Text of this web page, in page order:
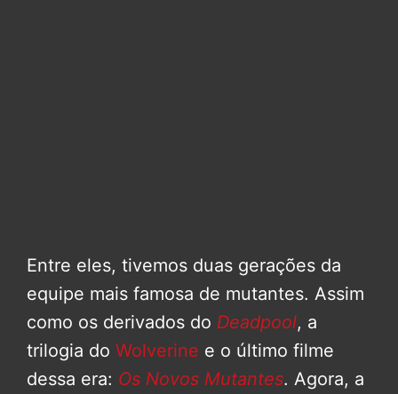
Entre eles, tivemos duas gerações da
equipe mais famosa de mutantes. Assim
como os derivados do Deadpool, a
trilogia do Wolverine e o último filme
dessa era: Os Novos Mutantes. Agora, a